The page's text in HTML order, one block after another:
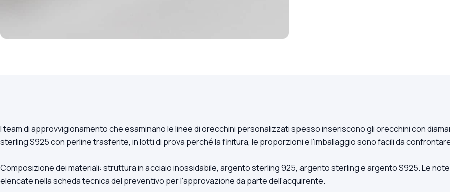
I team di approvvigionamento che esaminano le linee di orecchini personalizzati spesso inseriscono gli orecchini con
sterling S925 con perline trasferite, in lotti di prova perché la finitura, le proporzioni e l'imballaggio sono facili da
Composizione dei materiali: struttura in acciaio inossidabile, argento sterling 925, argento sterling e argento S925. Le
elencate nella scheda tecnica del preventivo per l'approvazione da parte dell'acquirente.